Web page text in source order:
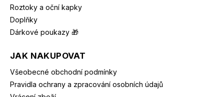
Roztoky a oční kapky
Doplňky
Dárkové poukazy 🎁
JAK NAKUPOVAT
Všeobecné obchodní podmínky
Pravidla ochrany a zpracování osobních údajů